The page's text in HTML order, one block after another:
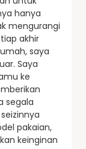
hanya
mengurangi
akhir
saya
Saya
ke
segala
pakaian,
keinginan